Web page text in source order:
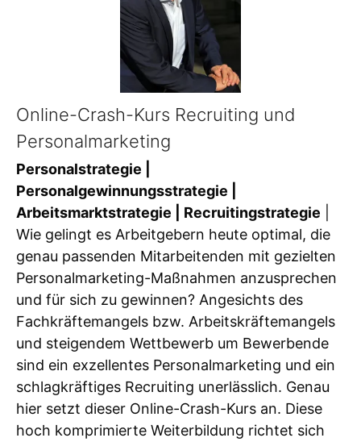
Online-Crash-Kurs Recruiting und
Personalmarketing
Personalstrategie |
Personalgewinnungsstrategie |
Arbeitsmarktstrategie | Recruitingstrategie
Wie gelingt es Arbeitgebern heute optimal, die
genau passenden Mitarbeitenden mit gezielten
Personalmarketing-Maßnahmen anzusprechen
und für sich zu gewinnen? Angesichts des
Fachkräftemangels bzw. Arbeitskräftemangels
und steigendem Wettbewerb um Bewerbende
sind ein exzellentes Personalmarketing und ein
schlagkräftiges Recruiting unerlässlich. Genau
hier setzt dieser Online-Crash-Kurs an. Diese
hoch komprimierte Weiterbildung richtet sich